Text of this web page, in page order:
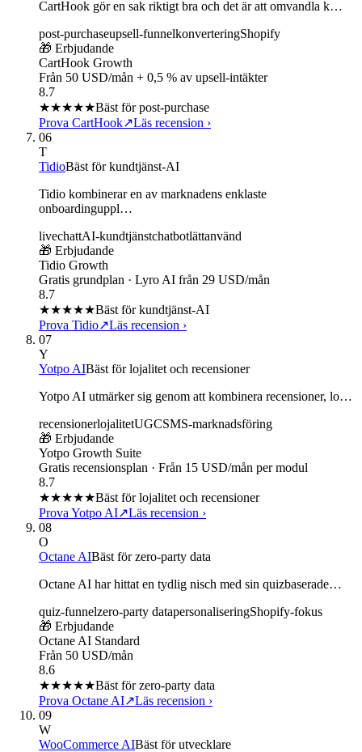
CartHook gör en sak riktigt bra och det är att omvandla k…
post-purchaseupsell-funnelkonverteringShopify
🎁 Erbjudande
CartHook Growth
Från 50 USD/mån + 0,5 % av upsell-intäkter
8.7
★★★★★Bäst för post-purchase
Prova CartHook↗Läs recension ›
06
T
TidioBäst för kundtjänst-AI
Tidio kombinerar en av marknadens enklaste
onboardinguppl…
livechattAI-kundtjänstchatbotlättanvänd
🎁 Erbjudande
Tidio Growth
Gratis grundplan · Lyro AI från 29 USD/mån
8.7
★★★★★Bäst för kundtjänst-AI
Prova Tidio↗Läs recension ›
07
Y
Yotpo AIBäst för lojalitet och recensioner
Yotpo AI utmärker sig genom att kombinera recensioner, lo…
recensionerlojalitetUGCSMS-marknadsföring
🎁 Erbjudande
Yotpo Growth Suite
Gratis recensionsplan · Från 15 USD/mån per modul
8.7
★★★★★Bäst för lojalitet och recensioner
Prova Yotpo AI↗Läs recension ›
08
O
Octane AIBäst för zero-party data
Octane AI har hittat en tydlig nisch med sin quizbaserade…
quiz-funnelzero-party datapersonaliseringShopify-fokus
🎁 Erbjudande
Octane AI Standard
Från 50 USD/mån
8.6
★★★★★Bäst för zero-party data
Prova Octane AI↗Läs recension ›
09
W
WooCommerce AIBäst för utvecklare